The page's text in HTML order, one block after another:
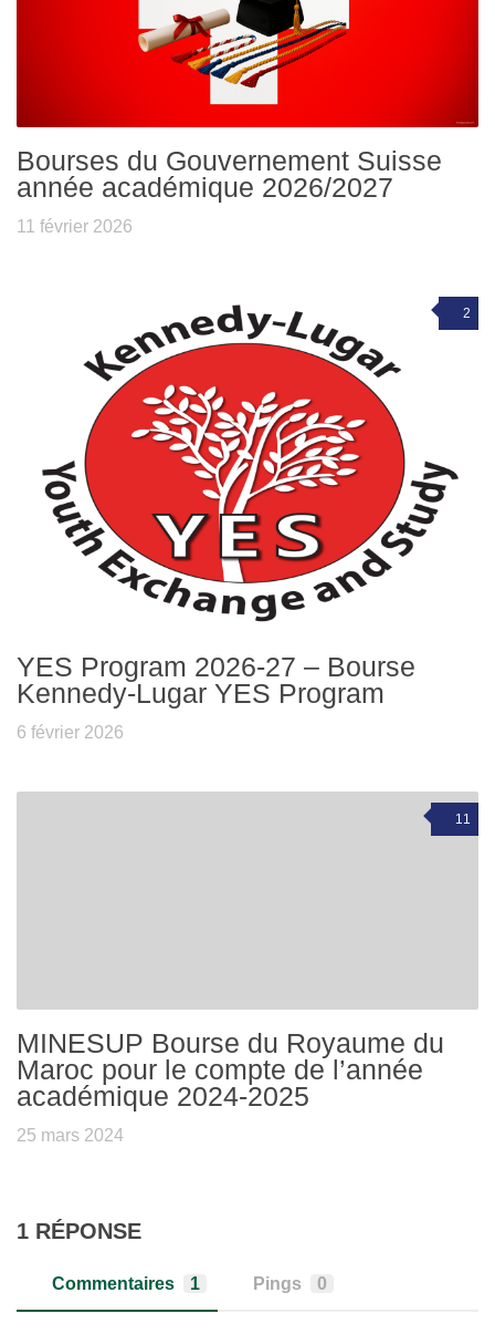
Bourses du Gouvernement Suisse
année académique 2026/2027
11 février 2026
2
YES Program 2026-27 – Bourse
Kennedy-Lugar YES Program
6 février 2026
11
MINESUP Bourse du Royaume du
Maroc pour le compte de l’année
académique 2024-2025
25 mars 2024
1 RÉPONSE
Commentaires 1 Pings 0